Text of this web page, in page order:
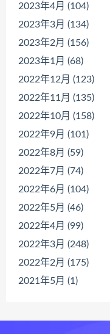
2023年4月 (104)
2023年3月 (134)
2023年2月 (156)
2023年1月 (68)
2022年12月 (123)
2022年11月 (135)
2022年10月 (158)
2022年9月 (101)
2022年8月 (59)
2022年7月 (74)
2022年6月 (104)
2022年5月 (46)
2022年4月 (99)
2022年3月 (248)
2022年2月 (175)
2021年5月 (1)